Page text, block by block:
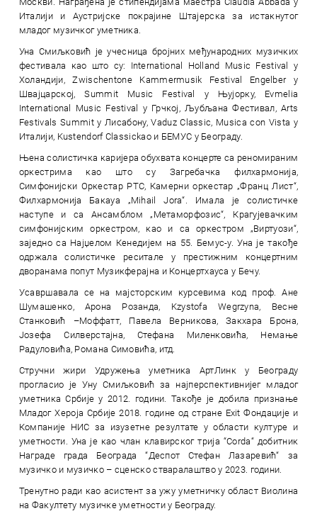
Италији и Аустријске покрајине Штајерска за истакнутог
младог музичког уметника.
Уна Смиљковић је учесница бројних међународних музичких
фестивала као што су: International Holland Music Festival у
Холандији, Zwischentone Kammermusik Festival Engelber у
Швајцарској, Summit Music Festival у Њујорку, Evmelia
International Music Festival у Грчкој, Љубљана Фестивал, Arts
Festivals Summit у Лисабону, Vaduz Classic, Musica con Vista у
Италији, Kustendorf Classickao и БЕМУС у Београду.
Њена солистичка каријера обухвата концерте са реномираним
оркестрима као што су Загребачка филхармонија,
Симфонијски Оркестар РТС, Камерни оркестар „Франц Лист“,
Филхармонија Бакауа „Mihail Jora“. Имала је солистичке
наступе и са Ансамблом „Метаморфозис“, Крагујевачким
симфонијским оркестром, као и са оркестром „Виртуози“,
заједно са Најџелом Кенедијем на 55. Бемус-у. Уна је такође
одржала солистичке реситале у престижним концертним
дворанама попут Музикферајна и Концертхауса у Бечу.
Усавршавала се на мајсторским курсевима код проф. Ане
Шумашенко, Арона Розанда, Kzystofa Wegrzyna, Весне
Станковић –Моффатт, Павела Верникова, Закхара Брона,
Јозефа Силверстајна, Стефана Миленковића, Немање
Радуловића, Романа Симовића, итд.
Стручни жири Удружења уметника АртЛинк у Београду
прогласио је Уну Смиљковић за најперспективнијег младог
уметника Србије у 2012. години. Такође је добила признање
Младог Хероја Србије 2018. године од стране Exit Фондације и
Компаније НИС за изузетне резултате у области културе и
уметности. Уна је као члан клавирског трија “Corda“ добитник
Награде града Београда “Деспот Стефан Лазаревић“ за
музичко и музичко – сценско стваралаштво у 2023. години.
Тренутно ради као асистент за ужу уметничку област Виолина
на Факултету музичке уметности у Београду.